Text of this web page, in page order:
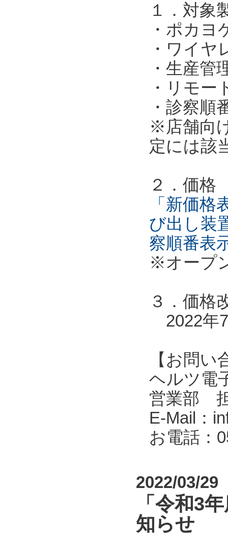
１．対象
・ポカヨ
・ワイヤ
・生産管
・リモ
・診察順
※店舗向
定には該
２．価格
「新価
び出し装
察順番表
※オープ
３．価格
2022年
【お問い
ヘルツ電
営業部
E-Mail：
お電話：
2022/03/29
「令和3
知らせ